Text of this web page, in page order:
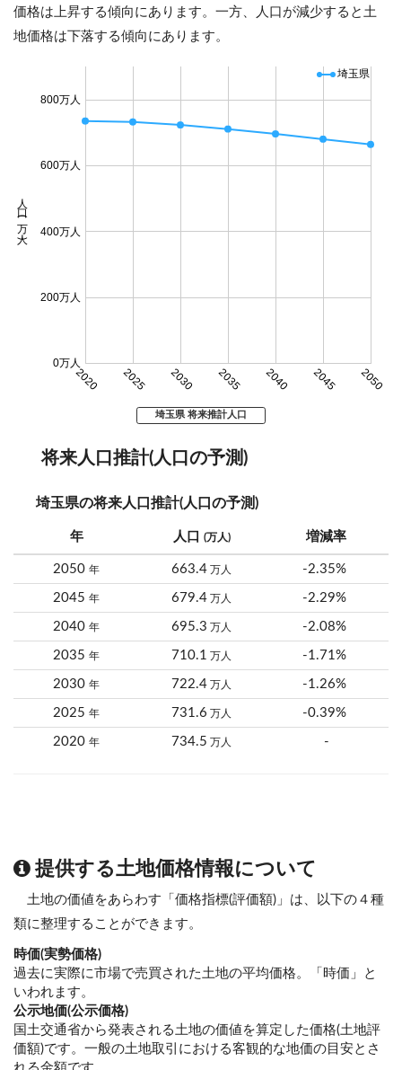
価格は上昇する傾向にあります。一方、人口が減少すると土
地価格は下落する傾向にあります。
2020 2025 2030 2035 2040 2045 2050
0万人
200万人
400万人
600万人
800万人
人口 (万人)
埼玉県
埼玉県 将来推計人口
将来人口推計(人口の予測)
埼玉県の将来人口推計(人口の予測)
年 人口 (万人) 増減率
2050 年 663.4 万人 -2.35%
2045 年 679.4 万人 -2.29%
2040 年 695.3 万人 -2.08%
2035 年 710.1 万人 -1.71%
2030 年 722.4 万人 -1.26%
2025 年 731.6 万人 -0.39%
2020 年 734.5 万人 -
提供する土地価格情報について
土地の価値をあらわす「価格指標(評価額)」は、以下の４種
類に整理することができます。
時価(実勢価格)
過去に実際に市場で売買された土地の平均価格。「時価」と
いわれます。
公示地価(公示価格)
国土交通省から発表される土地の価値を算定した価格(土地評
価額)です。一般の土地取引における客観的な地価の目安とさ